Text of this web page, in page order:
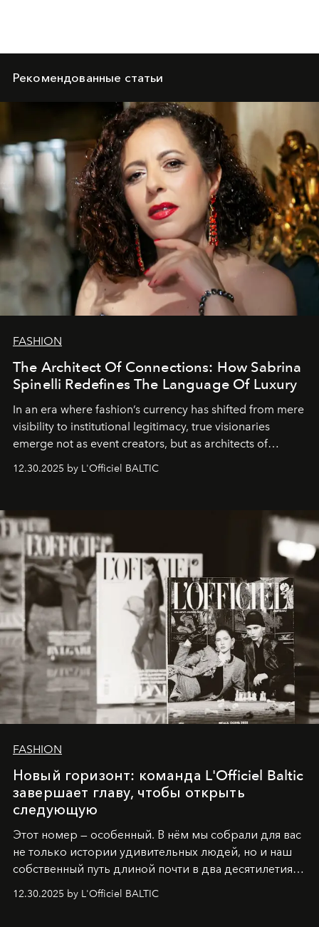
Рекомендованные статьи
FASHION
The Architect Of Connections: How Sabrina
Spinelli Redefines The Language Of Luxury
In an era where fashion’s currency has shifted from mere
visibility to institutional legitimacy, true visionaries
emerge not as event creators, but as architects of
ecosystems.
Sabrina Spinelli
brand strategist with three decades of mastery in luxury,
framework where creativity, commerce, and culture
converge with surgical precision.
12.30.2025 by L'Officiel BALTIC
FASHION
Новый горизонт: команда L'Officiel Baltic
завершает главу, чтобы открыть
следующую
Этот номер — особенный. В нём мы собрали для вас
не только истории удивительных людей, но и наш
собственный путь длиной почти в два десятилетия.
Вместо привычного подведения итогов мы от всей
души говорим спасибо каждому, кто был с нами все
12.30.2025 by L'Officiel BALTIC